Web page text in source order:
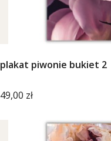
plakat piwonie bukiet 2
Cena
49,00 zł